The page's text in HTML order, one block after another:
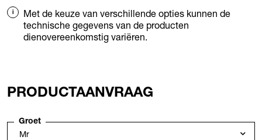
Met de keuze van verschillende opties kunnen de
technische gegevens van de producten
dienovereenkomstig variëren.
PRODUCTAANVRAAG
Groet